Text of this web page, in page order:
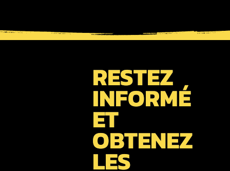
RESTEZ
INFORMÉ
ET
OBTENEZ
LES